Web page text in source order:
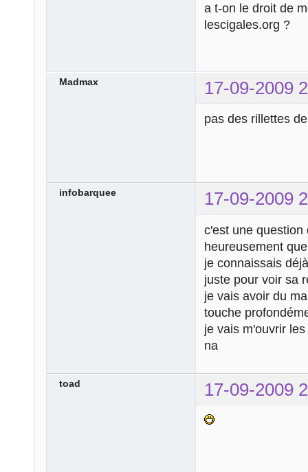
a t-on le droit de
lescigales.org ?
Madmax 17-09-2009
pas des rillettes
infobarquee 17-09-2009
c'est une
heureusement
je connaissais
juste pour voir sa
je vais avoir du
touche
je vais m'ouvrir
na
toad 17-09-2009